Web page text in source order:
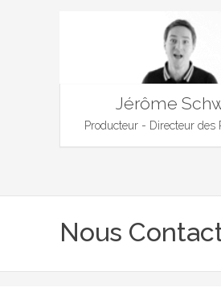
Jérôme
Producteur - Directeur des
Nous